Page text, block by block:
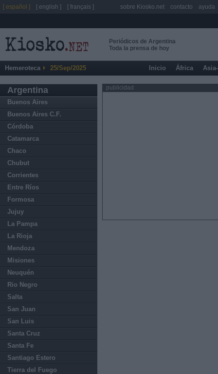
Periódicos de Argentina
Toda la prensa de hoy
Hemeroteca 25/Sep/2025 Inicio África
Argentina
Buenos Aires
Buenos Aires C.F.
Córdoba
Catamarca
Chaco
Chubut
Corrientes
Entre Ríos
Formosa
Jujuy
La Pampa
La Rioja
Mendoza
Misiones
Neuquén
Rio Negro
Salta
San Juan
San Luis
Santa Cruz
Santa Fe
Santiago Estero
Tierra del Fuego
publicidad
[ español ] [ english ] [ français ] sobre Kiosko.net contacto ayuda